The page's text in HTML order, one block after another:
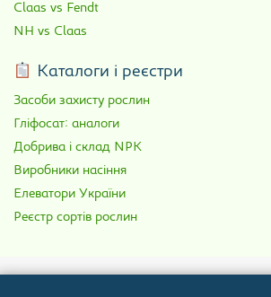
Claas vs Fendt
NH vs Claas
Каталоги і реєстри
Засоби захисту рослин
Гліфосат: аналоги
Добрива і склад NPK
Виробники насіння
Елеватори України
Реєстр сортів рослин